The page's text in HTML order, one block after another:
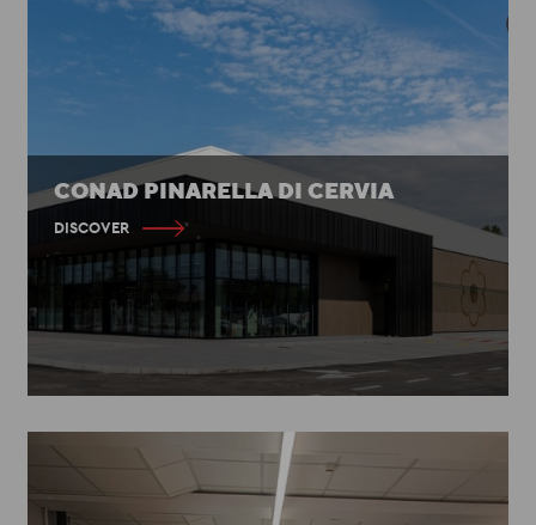
CONAD PINARELLA DI CERVIA
DISCOVER